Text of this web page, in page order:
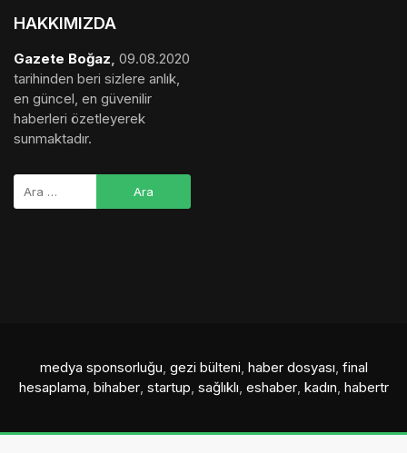
HAKKIMIZDA
Gazete Boğaz, 09.08.2020
tarihinden beri sizlere anlık,
en güncel, en güvenilir
haberleri özetleyerek
sunmaktadır.
medya sponsorluğu, gezi bülteni, haber dosyası, final
hesaplama, bihaber, startup, sağlıklı, eshaber, kadın, habertr